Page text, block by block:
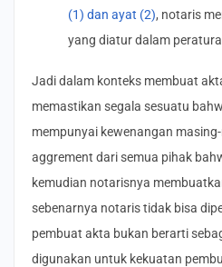
(1) dan ayat (2), notaris
yang diatur dalam
Jadi dalam konteks membuat
memastikan segala sesuatu
mempunyai kewenangan
aggrement dari semua pihak
kemudian notarisnya
sebenarnya notaris tidak bisa
pembuat akta bukan berarti
digunakan untuk kekuatan